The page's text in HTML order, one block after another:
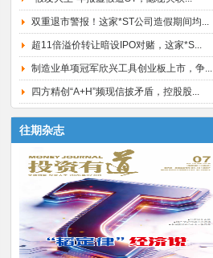
双重退市警报！这家*ST公司造假期间均...
超11倍溢价转让暗设IPO对赌，这家*S...
制造业单项冠军欣兴工具创业板上市，争...
四方精创“A+H”频现信披矛盾，控股股...
往期杂志